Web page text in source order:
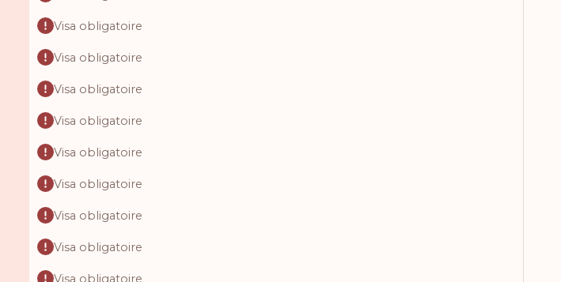
Visa obligatoire
Visa obligatoire
Visa obligatoire
Visa obligatoire
Visa obligatoire
Visa obligatoire
Visa obligatoire
Visa obligatoire
Visa obligatoire